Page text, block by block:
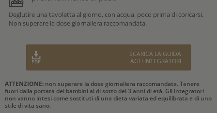
Deglutire una tavoletta al giorno, con acqua, poco prima di coricarsi.
Non superare la dose giornaliera raccomandata.
SCARICA LA GUIDA
AGLI INTEGRATORI
ATTENZIONE: non superare la dose giornaliera raccomandata. Tenere
fuori dalla portata dei bambini al di sotto dei 3 anni di età. Gli integratori
non vanno intesi come sostituti di una dieta variata ed equilibrata e di uno
stile di vita sano.